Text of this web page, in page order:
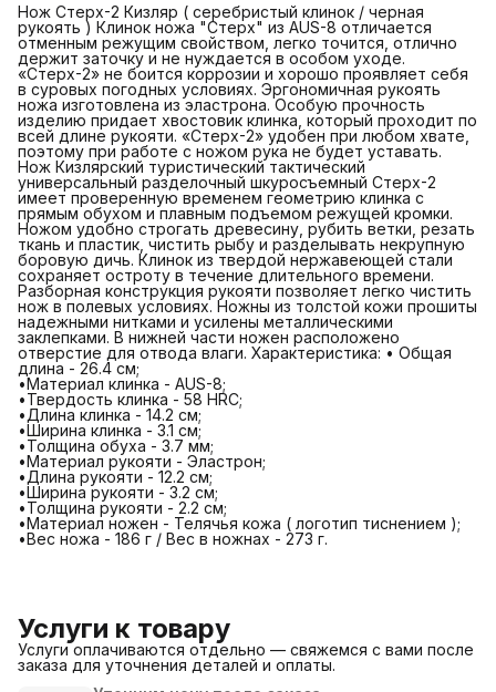
Нож Стерх-2 Кизляр ( серебристый клинок / черная
рукоять ) Клинок ножа "Стерх" из AUS-8 отличается
отменным режущим свойством, легко точится, отлично
держит заточку и не нуждается в особом уходе.
«Стерх-2» не боится коррозии и хорошо проявляет себя
в суровых погодных условиях. Эргономичная рукоять
ножа изготовлена из эластрона. Особую прочность
изделию придает хвостовик клинка, который проходит по
всей длине рукояти. «Стерх-2» удобен при любом хвате,
поэтому при работе с ножом рука не будет уставать.
Нож Кизлярский туристический тактический
универсальный разделочный шкуросъемный Стерх-2
имеет проверенную временем геометрию клинка с
прямым обухом и плавным подъемом режущей кромки.
Ножом удобно строгать древесину, рубить ветки, резать
ткань и пластик, чистить рыбу и разделывать некрупную
боровую дичь. Клинок из твердой нержавеющей стали
сохраняет остроту в течение длительного времени.
Разборная конструкция рукояти позволяет легко чистить
нож в полевых условиях. Ножны из толстой кожи прошиты
надежными нитками и усилены металлическими
заклепками. В нижней части ножен расположено
отверстие для отвода влаги. Характеристика: • Общая
длина - 26.4 см;
•Материал клинка - AUS-8;
•Твердость клинка - 58 HRC;
•Длина клинка - 14.2 см;
•Ширина клинка - 3.1 см;
•Толщина обуха - 3.7 мм;
•Материал рукояти - Эластрон;
•Длина рукояти - 12.2 см;
•Ширина рукояти - 3.2 см;
•Толщина рукояти - 2.2 см;
•Материал ножен - Телячья кожа ( логотип тиснением );
•Вес ножа - 186 г / Вес в ножнах - 273 г.
Услуги к товару
Услуги оплачиваются отдельно — свяжемся с вами после
заказа для уточнения деталей и оплаты.